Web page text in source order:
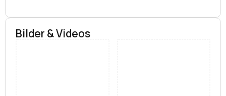
Bilder & Videos